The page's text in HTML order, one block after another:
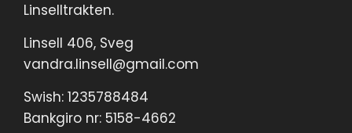
Linselltrakten.
Linsell 406, Sveg
vandra.linsell@gmail.com
Swish: 1235788484
Bankgiro nr: 5158-4662